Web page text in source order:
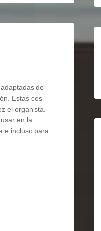
de
Estas dos
el organista.
en la
e incluso para